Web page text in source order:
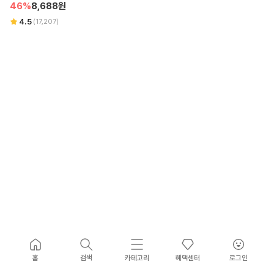
46%8,688원
4.5 (17,207)
홈 검색 카테고리 혜택센터 로그인